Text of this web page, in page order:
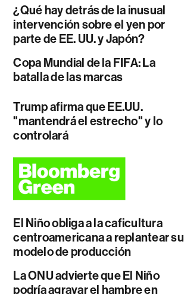
¿Qué hay detrás de la inusual
intervención sobre el yen por
parte de EE. UU. y Japón?
Copa Mundial de la FIFA: La
batalla de las marcas
Trump afirma que EE.UU.
"mantendrá el estrecho" y lo
controlará
El Niño obliga a la caficultura
centroamericana a replantear su
modelo de producción
La ONU advierte que El Niño
podría agravar el hambre en